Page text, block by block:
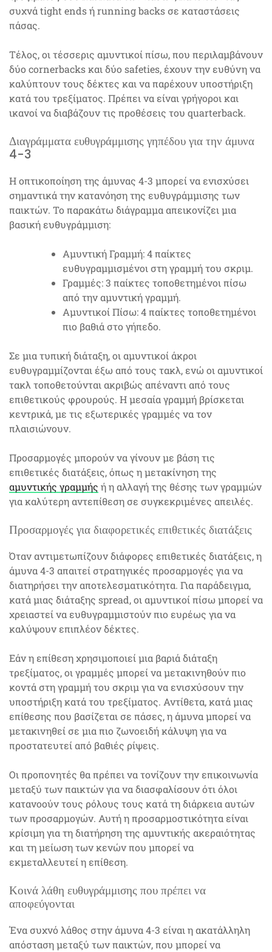
συχνά tight ends ή running backs σε καταστάσεις
πάσας.
Τέλος, οι τέσσερις αμυντικοί πίσω, που περιλαμβάνουν
δύο cornerbacks και δύο safeties, έχουν την ευθύνη να
καλύπτουν τους δέκτες και να παρέχουν υποστήριξη
κατά του τρεξίματος. Πρέπει να είναι γρήγοροι και
ικανοί να διαβάζουν τις προθέσεις του quarterback.
Διαγράμματα ευθυγράμμισης γηπέδου για την άμυνα
4-3
Η οπτικοποίηση της άμυνας 4-3 μπορεί να ενισχύσει
σημαντικά την κατανόηση της ευθυγράμμισης των
παικτών. Το παρακάτω διάγραμμα απεικονίζει μια
βασική ευθυγράμμιση:
Αμυντική Γραμμή: 4 παίκτες
ευθυγραμμισμένοι στη γραμμή του σκριμ.
Γραμμές: 3 παίκτες τοποθετημένοι πίσω
από την αμυντική γραμμή.
Αμυντικοί Πίσω: 4 παίκτες τοποθετημένοι
πιο βαθιά στο γήπεδο.
Σε μια τυπική διάταξη, οι αμυντικοί άκροι
ευθυγραμμίζονται έξω από τους τακλ, ενώ οι αμυντικοί
τακλ τοποθετούνται ακριβώς απέναντι από τους
επιθετικούς φρουρούς. Η μεσαία γραμμή βρίσκεται
κεντρικά, με τις εξωτερικές γραμμές να τον
πλαισιώνουν.
Προσαρμογές μπορούν να γίνουν με βάση τις
επιθετικές διατάξεις, όπως η μετακίνηση της
αμυντικής γραμμής ή η αλλαγή της θέσης των γραμμών
για καλύτερη αντεπίθεση σε συγκεκριμένες απειλές.
Προσαρμογές για διαφορετικές επιθετικές διατάξεις
Όταν αντιμετωπίζουν διάφορες επιθετικές διατάξεις, η
άμυνα 4-3 απαιτεί στρατηγικές προσαρμογές για να
διατηρήσει την αποτελεσματικότητα. Για παράδειγμα,
κατά μιας διάταξης spread, οι αμυντικοί πίσω μπορεί να
χρειαστεί να ευθυγραμμιστούν πιο ευρέως για να
καλύψουν επιπλέον δέκτες.
Εάν η επίθεση χρησιμοποιεί μια βαριά διάταξη
τρεξίματος, οι γραμμές μπορεί να μετακινηθούν πιο
κοντά στη γραμμή του σκριμ για να ενισχύσουν την
υποστήριξη κατά του τρεξίματος. Αντίθετα, κατά μιας
επίθεσης που βασίζεται σε πάσες, η άμυνα μπορεί να
μετακινηθεί σε μια πιο ζωνοειδή κάλυψη για να
προστατευτεί από βαθιές ρίψεις.
Οι προπονητές θα πρέπει να τονίζουν την επικοινωνία
μεταξύ των παικτών για να διασφαλίσουν ότι όλοι
κατανοούν τους ρόλους τους κατά τη διάρκεια αυτών
των προσαρμογών. Αυτή η προσαρμοστικότητα είναι
κρίσιμη για τη διατήρηση της αμυντικής ακεραιότητας
και τη μείωση των κενών που μπορεί να
εκμεταλλευτεί η επίθεση.
Κοινά λάθη ευθυγράμμισης που πρέπει να
αποφεύγονται
Ένα συχνό λάθος στην άμυνα 4-3 είναι η ακατάλληλη
απόσταση μεταξύ των παικτών, που μπορεί να